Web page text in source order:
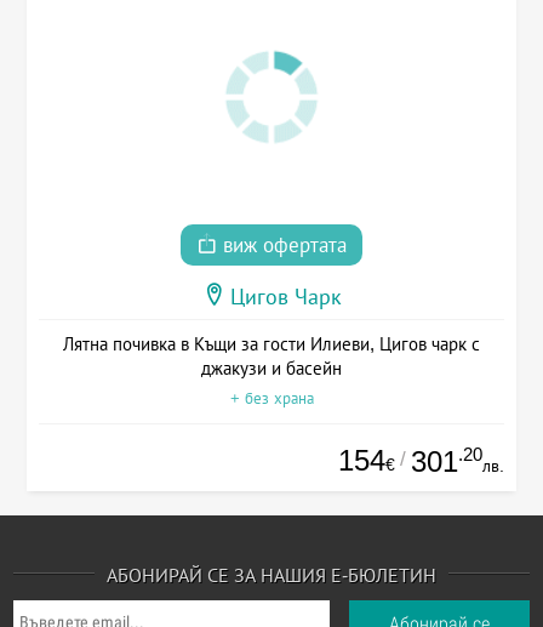
виж офертата
Цигов Чарк
Лятна почивка в Къщи за гости Илиеви, Цигов чарк с
джакузи и басейн
+ без храна
154€ / 301.20
лв.
АБОНИРАЙ СЕ ЗА НАШИЯ Е-БЮЛЕТИН